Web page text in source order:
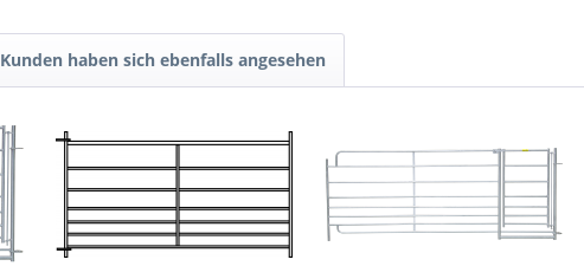
Kunden haben sich ebenfalls angesehen